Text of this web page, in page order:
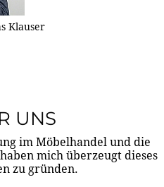
Klauser
UNS
im Möbelhandel und die
mich überzeugt dieses
zu gründen.